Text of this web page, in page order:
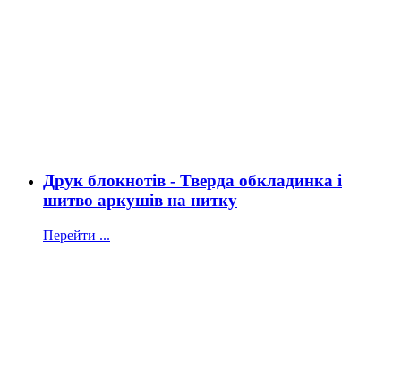
Друк блокнотів - Тверда обкладинка і
шитво аркушів на нитку
Перейти ...